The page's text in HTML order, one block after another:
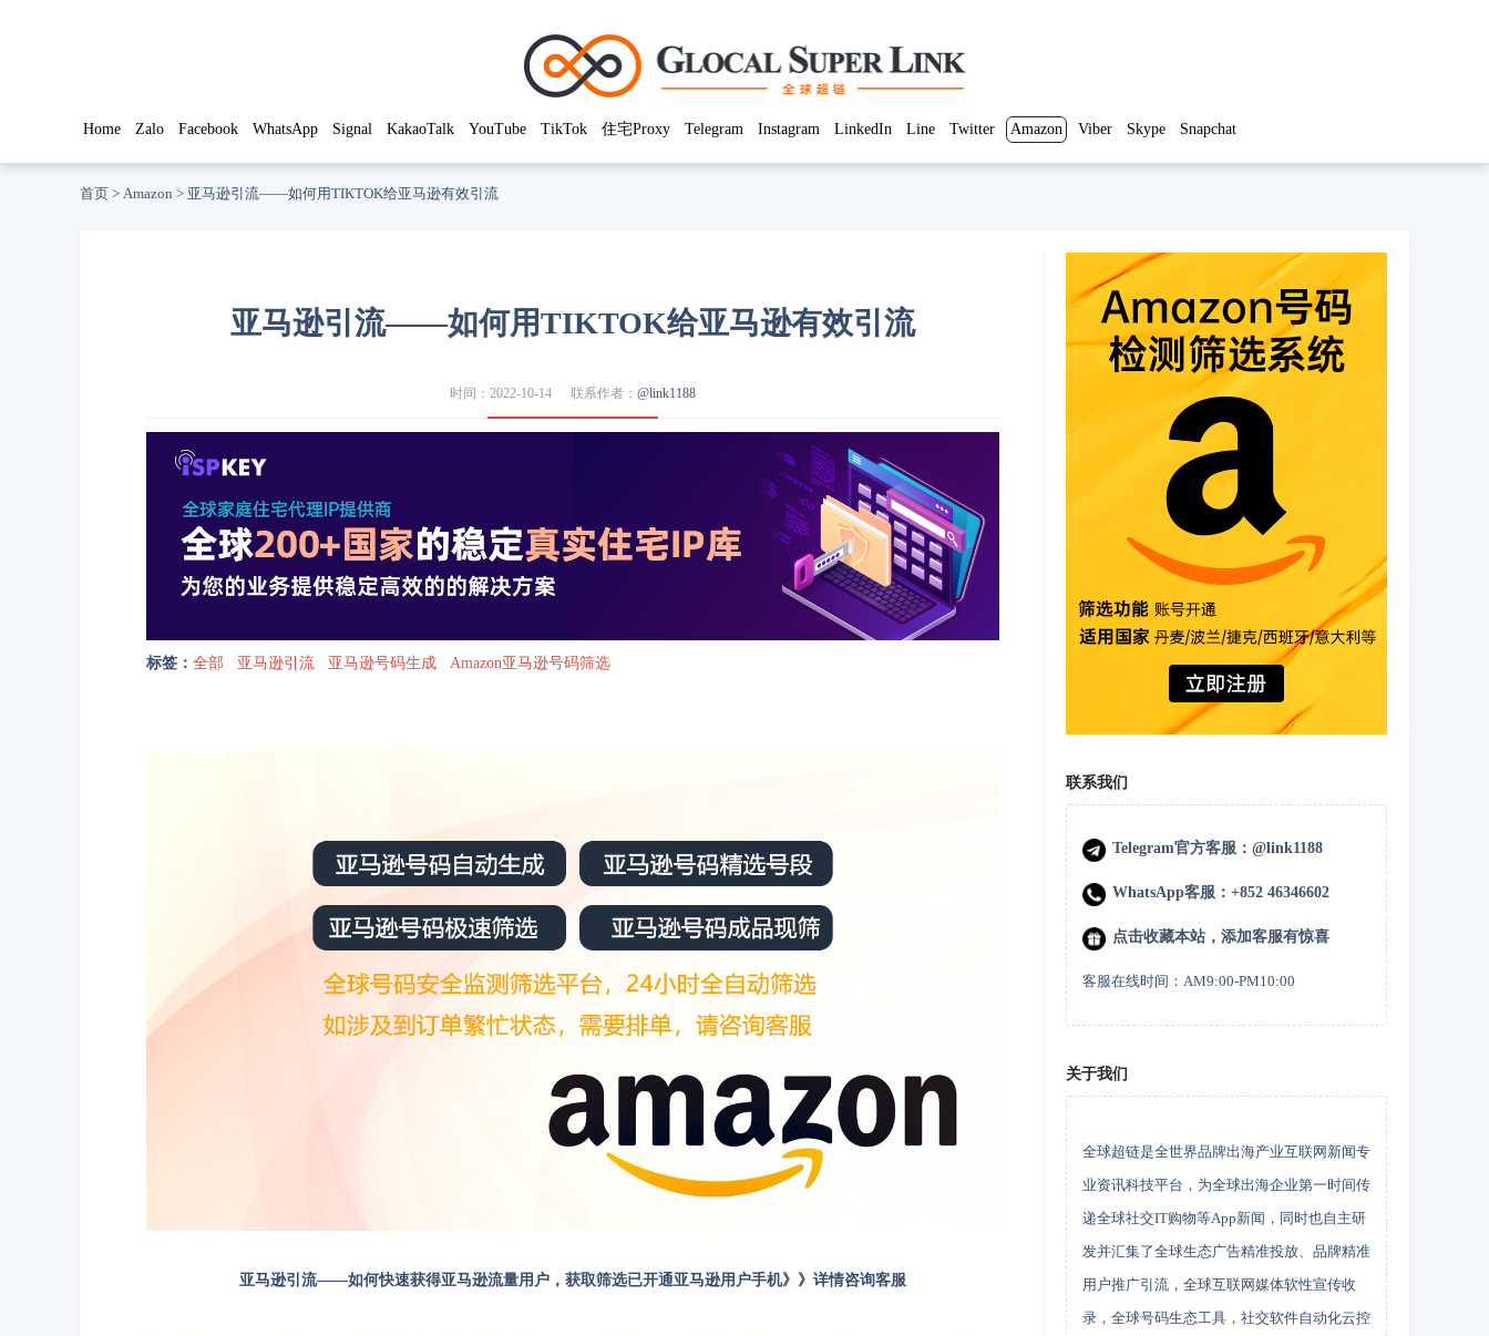
Home Zalo Facebook WhatsApp Signal KakaoTalk YouTube TikTok 住宅Proxy Telegram Instagram LinkedIn Line Twitter Amazon Viber Skype Snapchat
首页 > Amazon > 亚马逊引流——如何用TIKTOK给亚马逊有效引流
亚马逊引流——如何用TIKTOK给亚马逊有效引流
时间：2022-10-14 联系作者： @link1188
标签： 全部 亚马逊引流 亚马逊号码生成 Amazon亚马逊号码筛选
亚马逊引流——如何快速获得亚马逊流量用户，获取筛选已开通亚马逊用户手机》》详情咨询客服
联系我们
Telegram官方客服：@link1188
WhatsApp客服：+852 46346602
点击收藏本站，添加客服有惊喜
客服在线时间：AM9:00-PM10:00
关于我们
全球超链是全世界品牌出海产业互联网新闻专
业资讯科技平台，为全球出海企业第一时间传
递全球社交IT购物等App新闻，同时也自主研
发并汇集了全球生态广告精准投放、品牌精准
用户推广引流，全球互联网媒体软性宣传收
录，全球号码生态工具，社交软件自动化云控